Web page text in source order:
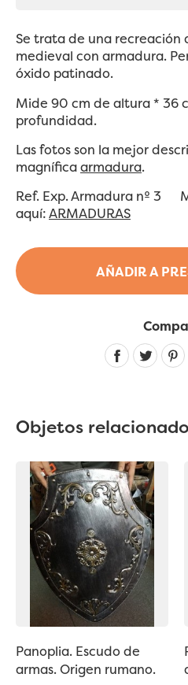
AÑADIR A
Se trata de una recreación
medieval con armadura.
óxido patinado.
Mide 90 cm de altura * 36
profundidad.
Las fotos son la mejor
magníficaarmadura.
Ref. Exp. Armadura nº 3
aquí:ARMADURAS
Objetos
Panoplia. Escudo de
armas. Origen rumano.